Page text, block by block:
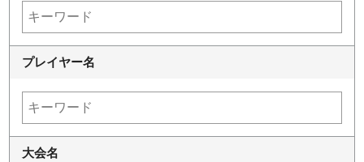
プレイヤー名
大会名